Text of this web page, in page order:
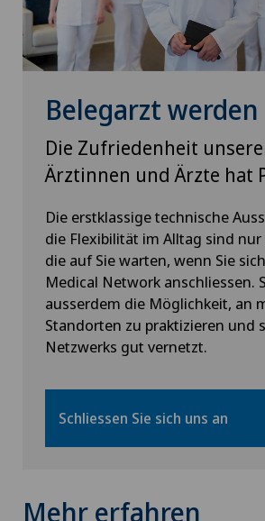
Infektiologie
Interventionelle Kardiologie
Interventionelle Radiologie
Kalkschulter
Kardiologie
Kinder- und Jugendpsychiatrie
Kinderwunsch
Belegarzt werden
Die Zufriedenheit
Ärztinnen und Ärzte hat
Die erstklassige technische
die Flexibilität im Alltag sind nur
die auf Sie warten, wenn Sie
Medical Network anschliessen.
ausserdem die Möglichkeit, an
Standorten zu praktizieren und
Netzwerks gut vernetzt.
Schliessen Sie sich uns an
Mehr erfahren